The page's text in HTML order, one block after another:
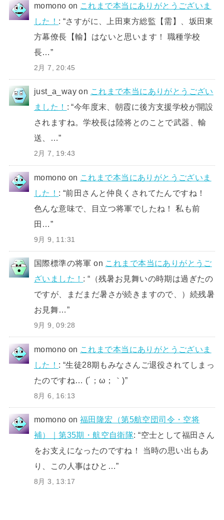
momono on これまで本当にありがとうございま
した！ : “さすがに、上田東方総監【需】、坂田東
方幕僚長【輸】はないと思います！ 職種学校
長…”
2月 7, 20:45
just_a_way on これまで本当にありがとうござい
ました！ : “今年度末、朝霞に後方支援学校が開設
されますね。学校長は陸将とのことで武器、輸
送、…”
2月 7, 19:43
momono on これまで本当にありがとうございま
した！ : “前田さんと仲良くされてたんですね！
色んな意味で、目立つ将軍でしたね！ 私も前
田…”
9月 9, 11:31
国際標準の将軍 on これまで本当にありがとうご
ざいました！ : “ （残暑お見舞いの時期は過ぎたの
ですが、まだまだ暑さが続きますので、）続残暑
お見舞…”
9月 9, 09:28
momono on これまで本当にありがとうございま
した！ : “生徒28期もみなさんご退役されてしまっ
たのですね… (´；ω；｀)”
8月 6, 16:13
momono on福田隆宏（第5航空団司令・空将
補）｜第35期・航空自衛隊: “空士として福田さん
をお支えになったのですね！ 当時の思い出もあ
り、この人事はひと…”
8月 3, 13:17